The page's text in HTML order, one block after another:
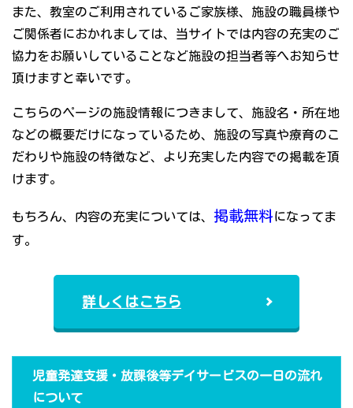
また、教室のご利用されているご家族様、施設の職員様や
ご関係者におかれましては、当サイトでは内容の充実のご
協力をお願いしていることなど施設の担当者等へお知らせ
頂けますと幸いです。
こちらのページの施設情報につきまして、施設名・所在地
などの概要だけになっているため、施設の写真や療育のこ
だわりや施設の特徴など、より充実した内容での掲載を頂
けます。
もちろん、内容の充実については、 掲載無料になってま
す。
詳しくはこちら
児童発達支援・放課後等デイサービスの一日の流れ
について